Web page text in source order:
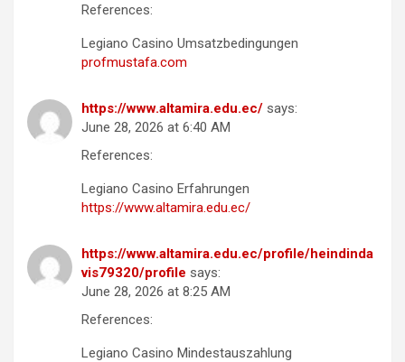
References:
Legiano Casino Umsatzbedingungen
profmustafa.com
https://www.altamira.edu.ec/ says:
June 28, 2026 at 6:40 AM
References:
Legiano Casino Erfahrungen
https://www.altamira.edu.ec/
https://www.altamira.edu.ec/profile/heindinda
vis79320/profile says:
June 28, 2026 at 8:25 AM
References:
Legiano Casino Mindestauszahlung